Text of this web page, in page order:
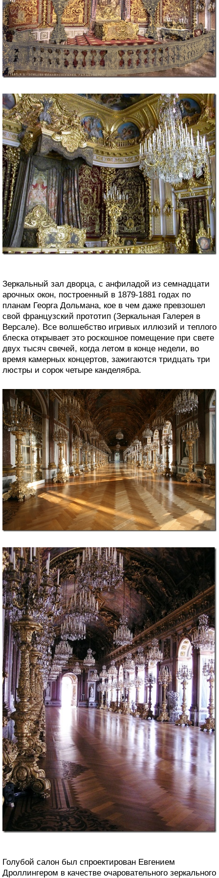
Зеркальный зал дворца, с анфиладой из семнадцати
арочных окон, построенный в 1879-1881 годах по
планам Георга Дольмана, кое в чем даже превзошел
свой французский прототип (Зеркальная Галерея в
Версале). Все волшебство игривых иллюзий и теплого
блеска открывает это роскошное помещение при свете
двух тысяч свечей, когда летом в конце недели, во
время камерных концертов, зажигаются тридцать три
люстры и сорок четыре канделябра.
Голубой салон был спроектирован Евгением
Дроллингером в качестве очаровательного зеркального